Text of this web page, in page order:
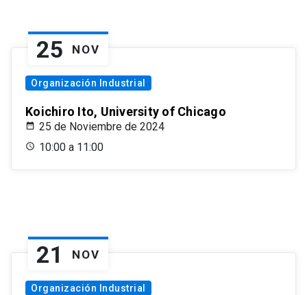
25 NOV
Organización Industrial
Koichiro Ito, University of Chicago
25 de Noviembre de 2024
10:00 a 11:00
21 NOV
Organización Industrial